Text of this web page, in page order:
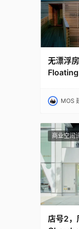
无漂浮
MOS 建筑
商业空间
店号2